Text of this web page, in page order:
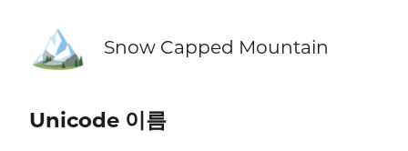
🏔️ Snow Capped Mountain
Unicode 이름